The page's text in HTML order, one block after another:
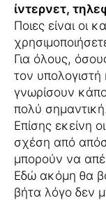
ίντερνετ,
Ποιες είναι οι
Για όλους,
τον
γνωρίσουν
πολύ σημαντική.
Επίσης εκείνη
σχέση από
μπορούν να
Εδώ ακόμη θα
βήτα λόγο δεν